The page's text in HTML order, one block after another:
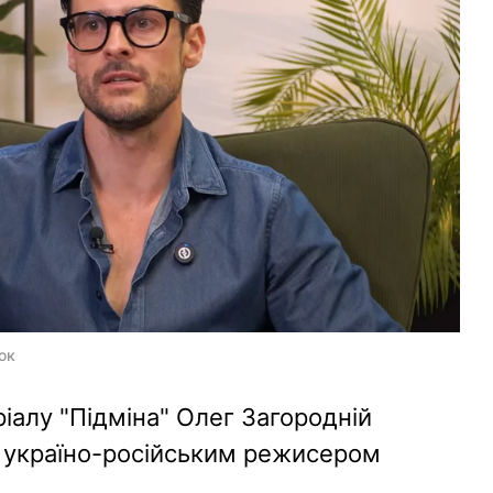
"Підміна" Олег Загородній
україно-російським режисером